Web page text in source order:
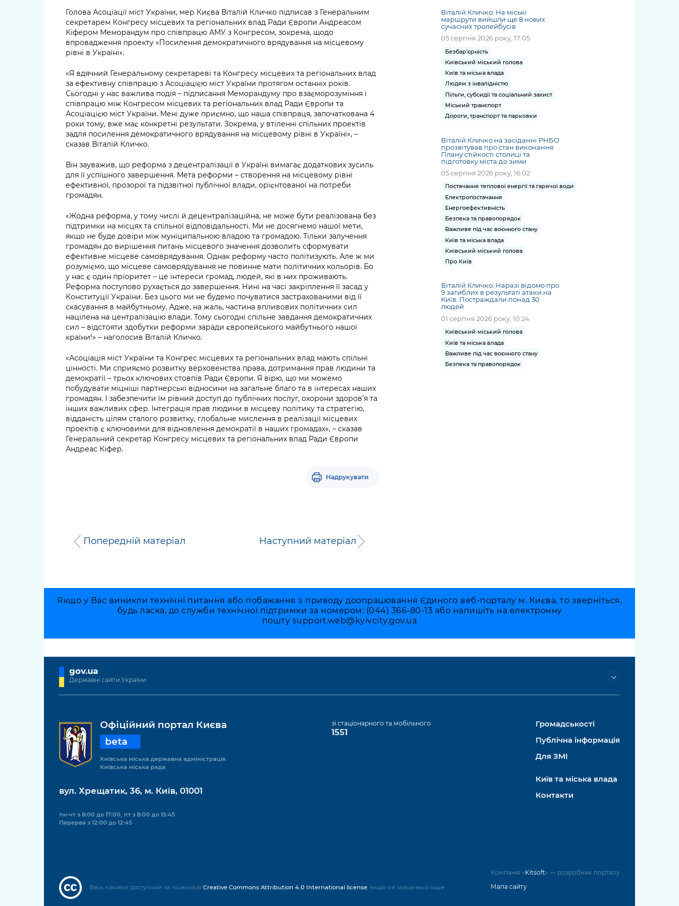
Голова Асоціації міст України, мер Києва Віталій Кличко підписав з Генеральним
секретарем Конгресу місцевих та регіональних влад Ради Європи Андреасом
Кіфером Меморандум про співпрацю АМУ з Конгресом, зокрема, щодо
впровадження проекту «Посилення демократичного врядування на місцевому
рівні в Україні».
«Я вдячний Генеральному секретареві та Конгресу місцевих та регіональних влад
за ефективну співпрацю з Асоціацією міст України протягом останніх років.
Сьогодні у нас важлива подія – підписання Меморандуму про взаєморозуміння і
співпрацю між Конгресом місцевих та регіональних влад Ради Європи та
Асоціацією міст України. Мені дуже приємно, що наша співпраця, започаткована 4
роки тому, вже має конкретні результати. Зокрема, у втіленні спільних проектів
задля посилення демократичного врядування на місцевому рівні в Україні», –
сказав Віталій Кличко.
Він зауважив, що реформа з децентралізації в Україні вимагає додаткових зусиль
для її успішного завершення. Мета реформи – створення на місцевому рівні
ефективної, прозорої та підзвітної публічної влади, орієнтованої на потреби
громадян.
«Жодна реформа, у тому числі й децентралізаційна, не може бути реалізована без
підтримки на місцях та спільної відповідальності. Ми не досягнемо нашої мети,
якщо не буде довіри між муніципальною владою та громадою. Тільки залучення
громадян до вирішення питань місцевого значення дозволить сформувати
ефективне місцеве самоврядування. Однак реформу часто політизують. Але ж ми
розуміємо, що місцеве самоврядування не повинне мати політичних кольорів. Бо
у нас є один пріоритет – це інтереси громад, людей, які в них проживають.
Реформа поступово рухається до завершення. Нині на часі закріплення її засад у
Конституції України. Без цього ми не будемо почуватися застрахованими від її
скасування в майбутньому. Адже, на жаль, частина впливових політичних сил
націлена на централізацію влади. Тому сьогодні спільне завдання демократичних
сил – відстояти здобутки реформи заради європейського майбутнього нашої
країни!» – наголосив Віталій Кличко.
«Асоціація міст України та Конгрес місцевих та регіональних влад мають спільні
цінності. Ми сприяємо розвитку верховенства права, дотримання прав людини та
демократії – трьох ключових стовпів Ради Європи. Я вірю, що ми можемо
побудувати міцніші партнерські відносини на загальне благо та в інтересах наших
громадян. І забезпечити їм рівний доступ до публічних послуг, охорони здоров’я та
інших важливих сфер. Інтеграція прав людини в місцеву політику та стратегію,
відданість цілям сталого розвитку, глобальне мислення в реалізації місцевих
проектів є ключовими для відновлення демократії в наших громадах», – сказав
Генеральний секретар Конгресу місцевих та регіональних влад Ради Європи
Андреас Кіфер.
Надрукувати
Попередній матеріал Наступний матеріал
Віталій Кличко: На міські
маршрути вийшли ще 8 нових
сучасних тролейбусів
05 серпня 2026 року, 17:05
Безбар'єрність
Київський міський голова
Київ та міська влада
Людям з інвалідністю
Пільги, субсидії та соціальний захист
Міський транспорт
Дороги, транспорт та парковки
Віталій Кличко на засіданні РНБО
прозвітував про стан виконання
Плану стійкості столиці та
підготовку міста до зими
05 серпня 2026 року, 16:02
Постачання теплової енергії та гарячої води
Електропостачання
Енергоефективність
Безпека та правопорядок
Важливе під час воєнного стану
Київ та міська влада
Київський міський голова
Про Київ
Віталій Кличко: Наразі відомо про
9 загиблих в результаті атаки на
Київ. Постраждали понад 30
людей
01 серпня 2026 року, 10:24
Київський міський голова
Київ та міська влада
Важливе під час воєнного стану
Безпека та правопорядок
Якщо у Вас виникли технічні питання або побажання з приводу доопрацювання Єдиного веб-порталу м. Києва, то зверніться,
будь ласка, до служби технічної підтримки за номером: (044) 366-80-13 або напишіть на електронну
пошту support.web@kyivcity.gov.ua
gov.ua
Державні сайти України
Офіційний портал Києва
beta
Київська міська державна адміністрація
Київська міська рада
вул. Хрещатик, 36, м. Київ, 01001
пн-чт з 8:00 до 17:00, пт з 8:00 до 15:45
Перерва з 12:00 до 12:45
зі стаціонарного та мобільного
1551
Громадськості
Публічна інформація
Для ЗМІ
Київ та міська влада
Контакти
Компанія «Kitsoft» — розробник порталу
Мапа сайту
Весь контент доступний за ліцензією Creative Commons Attribution 4.0 International license, якщо не зазначено інше